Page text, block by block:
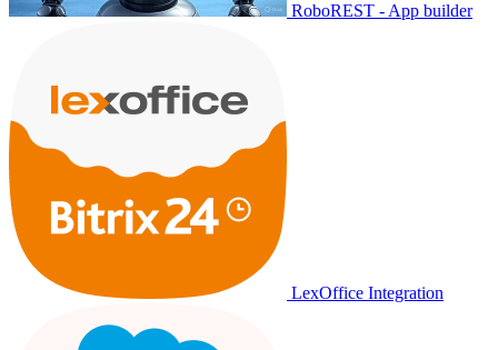
RoboREST - App builder
LexOffice Integration